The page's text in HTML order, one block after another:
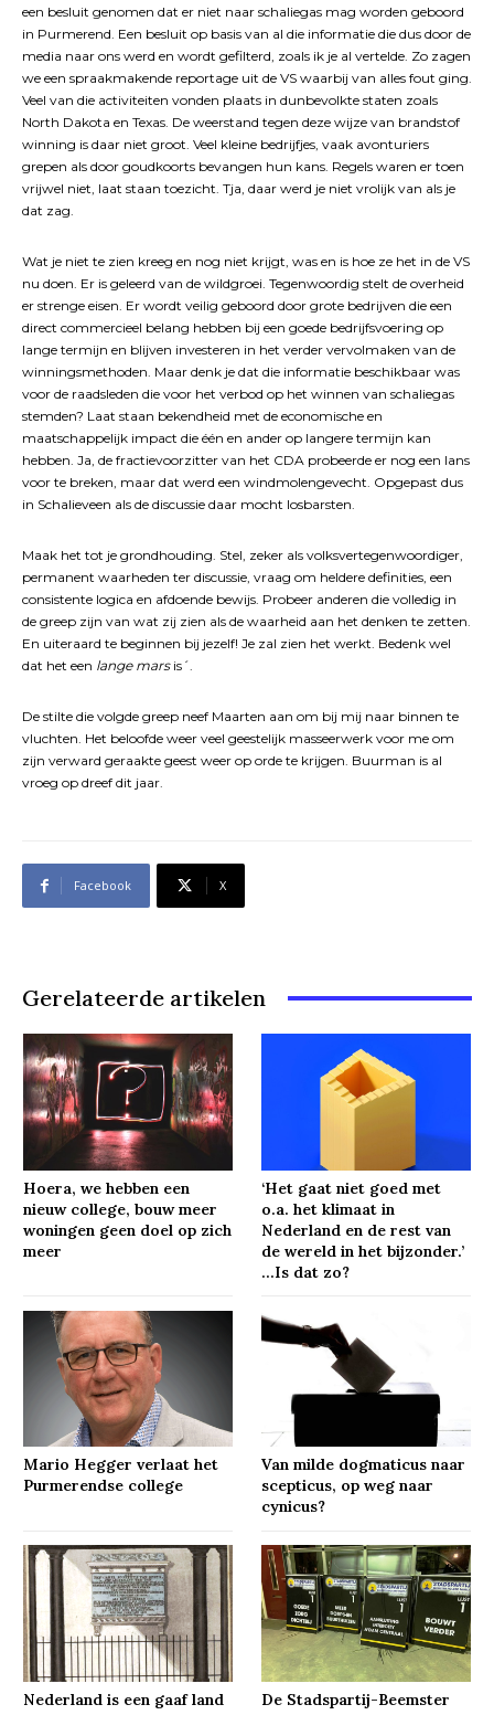
een besluit genomen dat er niet naar schaliegas mag worden geboord
in Purmerend. Een besluit op basis van al die informatie die dus door de
media naar ons werd en wordt gefilterd, zoals ik je al vertelde. Zo zagen
we een spraakmakende reportage uit de VS waarbij van alles fout ging.
Veel van die activiteiten vonden plaats in dunbevolkte staten zoals
North Dakota en Texas. De weerstand tegen deze wijze van brandstof
winning is daar niet groot. Veel kleine bedrijfjes, vaak avonturiers
grepen als door goudkoorts bevangen hun kans. Regels waren er toen
vrijwel niet, laat staan toezicht. Tja, daar werd je niet vrolijk van als je
dat zag.
Wat je niet te zien kreeg en nog niet krijgt, was en is hoe ze het in de VS
nu doen. Er is geleerd van de wildgroei. Tegenwoordig stelt de overheid
er strenge eisen. Er wordt veilig geboord door grote bedrijven die een
direct commercieel belang hebben bij een goede bedrijfsvoering op
lange termijn en blijven investeren in het verder vervolmaken van de
winningsmethoden. Maar denk je dat die informatie beschikbaar was
voor de raadsleden die voor het verbod op het winnen van schaliegas
stemden? Laat staan bekendheid met de economische en
maatschappelijk impact die één en ander op langere termijn kan
hebben. Ja, de fractievoorzitter van het CDA probeerde er nog een lans
voor te breken, maar dat werd een windmolengevecht. Opgepast dus
in Schalieveen als de discussie daar mocht losbarsten.
Maak het tot je grondhouding. Stel, zeker als volksvertegenwoordiger,
permanent waarheden ter discussie, vraag om heldere definities, een
consistente logica en afdoende bewijs. Probeer anderen die volledig in
de greep zijn van wat zij zien als de waarheid aan het denken te zetten.
En uiteraard te beginnen bij jezelf! Je zal zien het werkt. Bedenk wel
dat het een lange marsis´.
De stilte die volgde greep neef Maarten aan om bij mij naar binnen te
vluchten. Het beloofde weer veel geestelijk masseerwerk voor me om
zijn verward geraakte geest weer op orde te krijgen. Buurman is al
vroeg op dreef dit jaar.
Facebook X
Gerelateerde artikelen
Hoera, we hebben een
nieuw college, bouw meer
woningen geen doel op zich
meer
‘Het gaat niet goed met
o.a. het klimaat in
Nederland en de rest van
de wereld in het bijzonder.’
…Is dat zo?
Mario Hegger verlaat het
Purmerendse college
Van milde dogmaticus naar
scepticus, op weg naar
cynicus?
Nederland is een gaaf land
De Stadspartij-Beemster